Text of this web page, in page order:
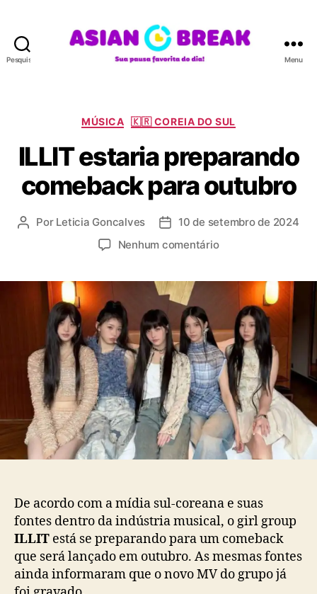
Pesquisar
A
B
R
E
A
Menu
C
e
g
o
i
a
MÚSICA 🇰🇷 COREIA DO SUL
ILLIT estaria preparando
comeback para outubro
A
r
s
t
Por Leticia Goncalves
D
d
e
p
u
b
l
c
a
ç
ã
o
10 de setembro de 2024
Nenhum comentárioe
T
e
s
t
a
r
i
a
p
p
a
r
a
n
De acordo com a mídia sul-coreana e suas
fontes dentro da indústria musical, o girl group
ILLIT está se preparando para um comeback
que será lançado em outubro. As mesmas fontes
ainda informaram que o novo MV do grupo já